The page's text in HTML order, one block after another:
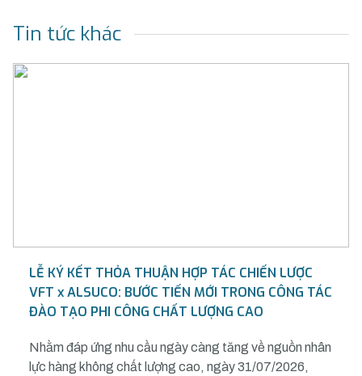
Tin tức khác
LỄ KÝ KẾT THỎA THUẬN HỢP TÁC CHIẾN LƯỢC
VFT x ALSUCO: BƯỚC TIẾN MỚI TRONG CÔNG TÁC
ĐÀO TẠO PHI CÔNG CHẤT LƯỢNG CAO
Nhằm đáp ứng nhu cầu ngày càng tăng về nguồn nhân
lực hàng không chất lượng cao, ngày 31/07/2026,